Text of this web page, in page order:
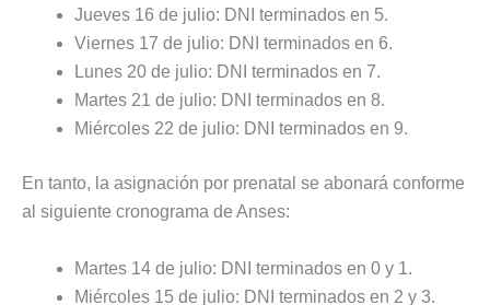
Jueves 16 de julio: DNI terminados en 5.
Viernes 17 de julio: DNI terminados en 6.
Lunes 20 de julio: DNI terminados en 7.
Martes 21 de julio: DNI terminados en 8.
Miércoles 22 de julio: DNI terminados en 9.
En tanto, la asignación por prenatal se abonará conforme
al siguiente cronograma de Anses:
Martes 14 de julio: DNI terminados en 0 y 1.
Miércoles 15 de julio: DNI terminados en 2 y 3.